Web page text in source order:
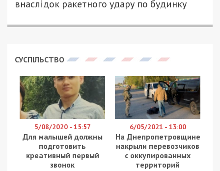
загиблих, серед яких одна дитина.
Врятовано 39 осіб, у тому числі 6-ро дітей.
Отримано 43 повідомлення про безвісно зниклих
осіб.
Нагадаємо, у результаті зухвалого
терористичного акту росії 14 січня у Дніпрі по
вул. Набережна Перемоги, 118 частково
зруйновано конструкції 2 під’їздів з 9 по 2
поверхи (попередньо зруйновано 72 квартири
повністю та пошкоджено понад 230 квартир).